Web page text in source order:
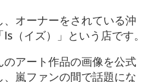
オーナーをされている沖
（イズ）」という店です。
アート作品の画像を公式
嵐ファンの間で話題にな